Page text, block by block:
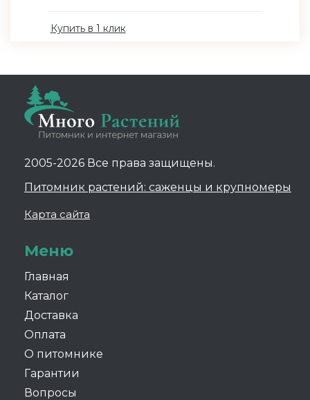
Купить в 1 клик
2005-2026 Все права защищены.
Питомник растений: саженцы и крупномеры
Карта сайта
Меню
Главная
Каталог
Доставка
Оплата
О питомнике
Гарантии
Вопросы